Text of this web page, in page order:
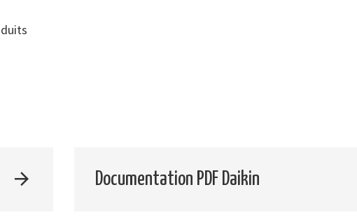
Documentation PDF Daikin